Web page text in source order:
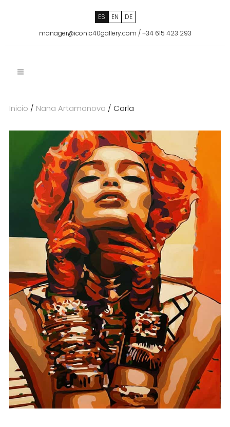
ES EN
DE
manager@iconic40gallery.com /+34 615 423 293
Inicio / Nana Artamonova / Carla